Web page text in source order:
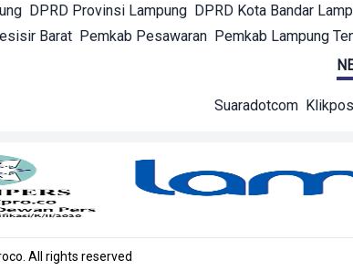
DPRD Provinsi Lampung DPRD Kota Bandar
Barat Pemkab Pesawaran Pemkab Lampung
Suaradotcom
All rights reserved